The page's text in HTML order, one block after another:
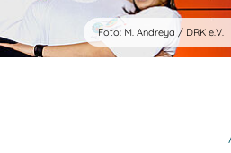
Foto: M. Andreya / DRK e.V.